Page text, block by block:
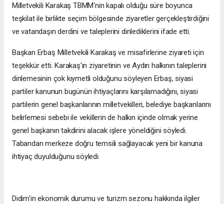
Milletvekili Karakaş TBMM'nin kapalı olduğu süre boyunca
teşkilat ile birlikte seçim bölgesinde ziyaretler gerçekleştirdiğini
ve vatandaşın derdini ve taleplerini dinlediklerini ifade etti.
Başkan Erbaş Milletvekili Karakaş ve misafirlerine ziyareti için
teşekkür etti. Karakaş'ın ziyaretinin ve Aydın halkının taleplerini
dinlemesinin çok kıymetli olduğunu söyleyen Erbaş, siyasi
partiler kanunun bugünün ihtiyaçlarını karşılamadığını, siyasi
partilerin genel başkanlarının milletvekilleri, belediye başkanlarını
belirlemesi sebebi ile vekillerin de halkın içinde olmak yerine
genel başkanın takdirini alacak işlere yöneldiğini söyledi.
Tabandan merkeze doğru temsili sağlayacak yeni bir kanuna
ihtiyaç duyulduğunu söyledi.
Didim'in ekonomik durumu ve turizm sezonu hakkında ilgiler